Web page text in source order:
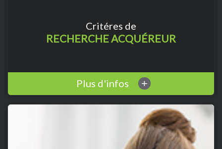
Critéres de
RECHERCHE ACQUÉREUR
Plus d'infos +